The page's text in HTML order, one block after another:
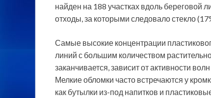
найден на 188 участках вдоль береговой
отходы, за которыми следовало стекло
Самые высокие концентрации
линий с большим количеством
заканчивается, зависит от активности
Мелкие обломки часто встречаются у
как бутылки из-под напитков и